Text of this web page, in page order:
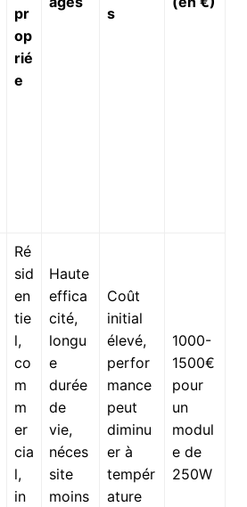
pr
op
rié
e
s
Ré
sid
en
tie
l,
co
m
m
er
cia
l,
in
Haute
effica
cité,
longu
e
durée
de
vie,
néces
site
moins
Coût
initial
élevé,
perfor
mance
peut
diminu
er à
tempér
ature
1000-
1500€
pour
un
modul
e de
250W